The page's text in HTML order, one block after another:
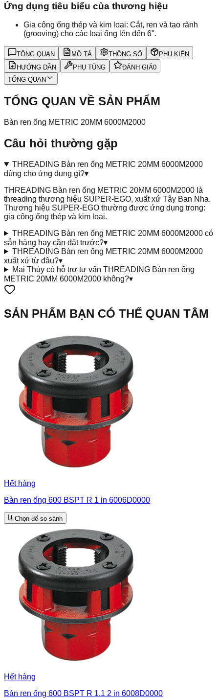
Ứng dụng tiêu biểu của thương hiệu
Gia công ống thép và kim loại: Cắt, ren và tạo rãnh
(grooving) cho các loại ống lên đến 6".
TỔNG QUAN MÔ TẢ THÔNG SỐ
PHỤ KIỆN
HƯỚNG DẪN
PHỤ TÙNG ĐÁNH GIÁ0
TỔNG QUAN
TỔNG QUAN VỀ SẢN PHẨM
Bàn ren ống METRIC 20MM 6000M2000
Câu hỏi thường gặp
THREADING Bàn ren ống METRIC 20MM 6000M2000
dùng cho ứng dụng gì?▾
THREADING Bàn ren ống METRIC 20MM 6000M2000 là
threading thương hiệu SUPER-EGO, xuất xứ Tây Ban Nha.
Thương hiệu SUPER-EGO thường được ứng dụng trong:
gia công ống thép và kim loại.
THREADING Bàn ren ống METRIC 20MM 6000M2000 có
sẵn hàng hay cần đặt trước?▾
THREADING Bàn ren ống METRIC 20MM 6000M2000
xuất xứ từ đâu?▾
Mai Thủy có hỗ trợ tư vấn THREADING Bàn ren ống
METRIC 20MM 6000M2000 không?▾
SẢN PHẨM BẠN CÓ THỂ QUAN TÂM
Hết hàng
Bàn ren ống 600 BSPT R 1 in 6006D0000
Chọn để so sánh
Hết hàng
Bàn ren ống 600 BSPT R 1.1 2 in 6008D0000